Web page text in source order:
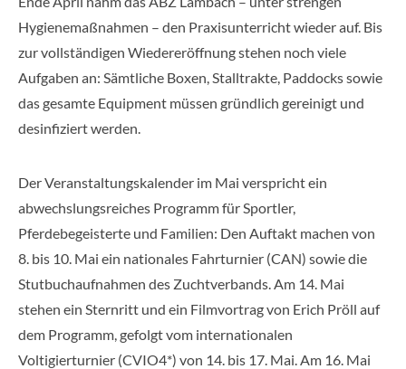
Hygienemaßnahmen – den Praxisunterricht wieder auf. Bis
zur vollständigen Wiedereröffnung stehen noch viele
Aufgaben an: Sämtliche Boxen, Stalltrakte, Paddocks sowie
das gesamte Equipment müssen gründlich gereinigt und
desinfiziert werden.
Der Veranstaltungskalender im Mai verspricht ein
abwechslungsreiches Programm für Sportler,
Pferdebegeisterte und Familien: Den Auftakt machen von
8. bis 10. Mai ein nationales Fahrturnier (CAN) sowie die
Stutbuchaufnahmen des Zuchtverbands. Am 14. Mai
stehen ein Sternritt und ein Filmvortrag von Erich Pröll auf
dem Programm, gefolgt vom internationalen
Voltigierturnier (CVIO4*) von 14. bis 17. Mai. Am 16. Mai